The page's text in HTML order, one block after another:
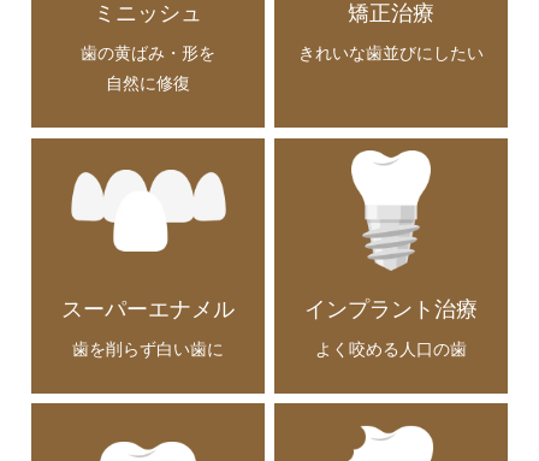
ミニッシュ
歯の黄ばみ・形を
自然に修復
矯正治療
きれいな歯並びにしたい
スーパーエナメル
歯を削らず白い歯に
インプラント 治療
よく咬める人口の歯